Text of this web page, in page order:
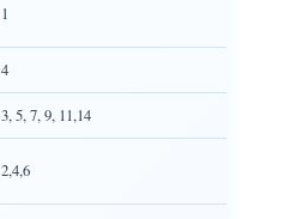
1
4
3, 5, 7, 9, 11,14
2,4,6